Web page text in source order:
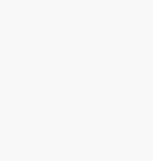
Kooperation mit dem Ulmer
Branchenexperten wird ein
Landschaftsarchitekten
angeboten. In diesem Jahr
Landschaftsarchitekten-
Naturstein“ Praxistag